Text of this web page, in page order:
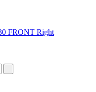
FRONT Right